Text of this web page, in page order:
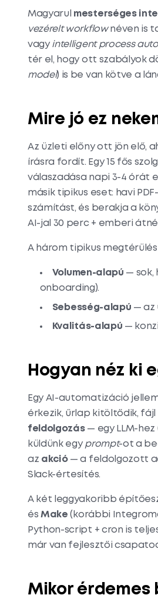
Magyarul mesterséges
vezérelt workflownéven is
vagy intelligent process
tér el, hogy ott szabályok
model) is be van kötve a
Mire jó ez
Az üzleti előny ott jön elő,
írásra fordít. Egy 15 fős
válaszadása napi 3-4 órát
másik tipikus eset: havi
számítást, és berakja a
AI-jal 30 perc + emberi
A három tipikus
Volumen-alapú — sok,
onboarding).
Sebesség-alapú — az
Kvalitás-alapú —
Hogyan néz ki
Egy AI-automatizáció
érkezik, űrlap kitöltődik,
feldolgozás— egy LLM-hez
küldünk egy prompt-ot a
az akció— a feldolgozott
Slack-értesítés.
A két leggyakoribb
ésMake (korábbi
Python-script + cron is
már van fejlesztői
Mikor érdemes